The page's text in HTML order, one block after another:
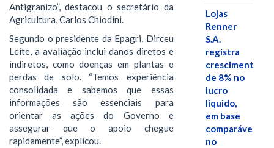
Antigranizo”, destacou o secretário da
Agricultura, Carlos Chiodini.
Segundo o presidente da Epagri, Dirceu
Leite, a avaliação inclui danos diretos e
indiretos, como doenças em plantas e
perdas de solo. “Temos experiência
consolidada e sabemos que essas
informações são essenciais para
orientar as ações do Governo e
assegurar que o apoio chegue
rapidamente”, explicou.
Lojas
Renner
S.A.
registra
crescimento
de 8% no
lucro
líquido,
em base
comparável,
no